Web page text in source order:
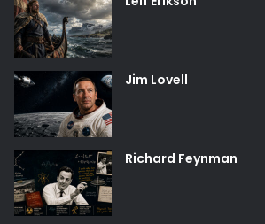
Jim Lovell
Richard Feynman